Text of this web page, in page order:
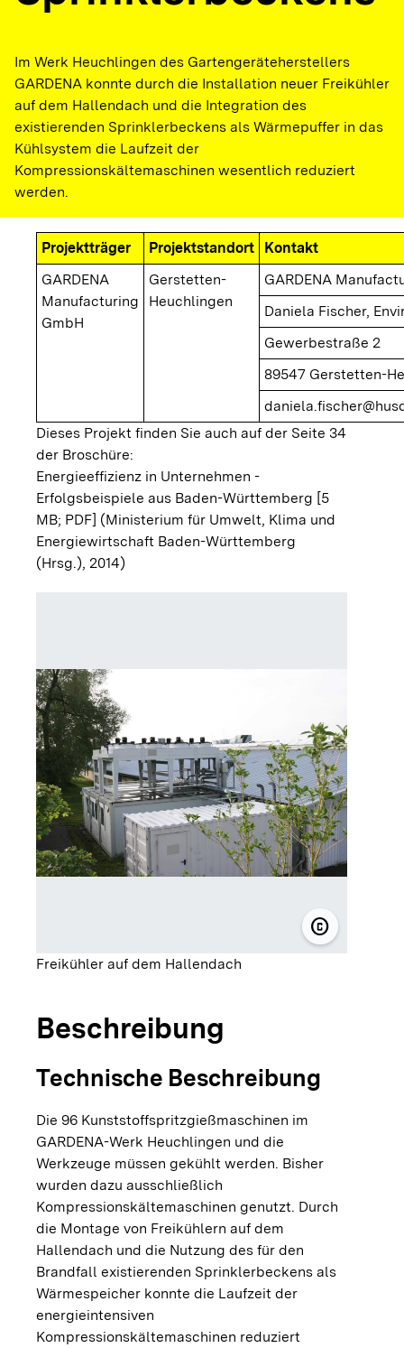
Im Werk Heuchlingen des Gartengeräteherstellers
GARDENA konnte durch die Installation neuer Freikühler
auf dem Hallendach und die Integration des
existierenden Sprinklerbeckens als Wärmepuffer in das
Kühlsystem die Laufzeit der
Kompressionskältemaschinen wesentlich reduziert
werden.
Projektträger Projektstandort
Kontakt
GARDENA
Manufacturing
GmbH
Gerstetten-
Heuchlingen
GARDENA
Daniela Fischer,
Gewerbestraße 2
89547 Gerstetten-
Dieses Projekt finden Sie auch auf der Seite 34
der Broschüre:
Energieeffizienz in Unternehmen -
Erfolgsbeispiele aus Baden-Württemberg [5
MB; PDF] (Ministerium für Umwelt, Klima und
Energiewirtschaft Baden-Württemberg
(Hrsg.), 2014)
copyright
©
Freikühler auf dem Hallendach
Beschreibung
Technische Beschreibung
Die 96 Kunststoffspritzgießmaschinen im
GARDENA-Werk Heuchlingen und die
Werkzeuge müssen gekühlt werden. Bisher
wurden dazu ausschließlich
Kompressionskältemaschinen genutzt. Durch
die Montage von Freikühlern auf dem
Hallendach und die Nutzung des für den
Brandfall existierenden Sprinklerbeckens als
Wärmespeicher konnte die Laufzeit der
energieintensiven
Kompressionskältemaschinen reduziert